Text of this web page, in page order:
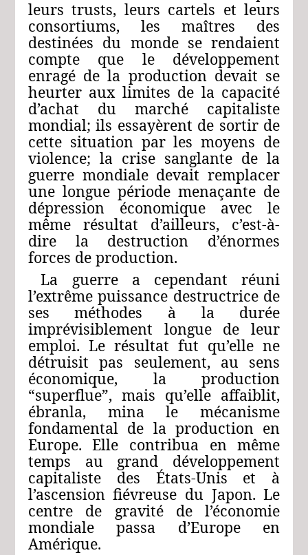
leurs trusts, leurs cartels et leurs
consortiums, les maîtres des
destinées du monde se rendaient
compte que le développement
enragé de la production devait se
heurter aux limites de la capacité
d’achat du marché capitaliste
mondial; ils essayèrent de sortir de
cette situation par les moyens de
violence; la crise sanglante de la
guerre mondiale devait remplacer
une longue période menaçante de
dépression économique avec le
même résultat d’ailleurs, c’est-à-
dire la destruction d’énormes
forces de production.
La guerre a cependant réuni
l’extrême puissance destructrice de
ses méthodes à la durée
imprévisiblement longue de leur
emploi. Le résultat fut qu’elle ne
détruisit pas seulement, au sens
économique, la production
“superflue”, mais qu’elle affaiblit,
ébranla, mina le mécanisme
fondamental de la production en
Europe. Elle contribua en même
temps au grand développement
capitaliste des États‑Unis et à
l’ascension fiévreuse du Japon. Le
centre de gravité de l’économie
mondiale passa d’Europe en
Amérique.